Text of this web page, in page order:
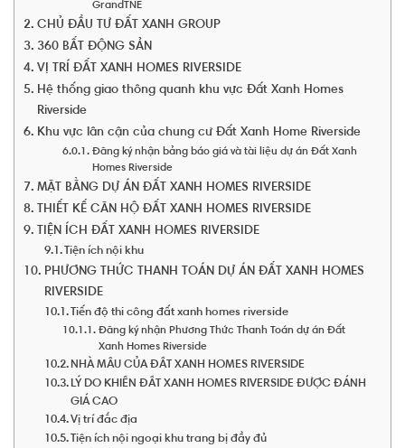
GrandTNE
CHỦ ĐẦU TƯ ĐẤT XANH GROUP
360 BẤT ĐỘNG SẢN
VỊ TRÍ ĐẤT XANH HOMES RIVERSIDE
Hệ thống giao thông quanh khu vực Đất Xanh Homes
Riverside
Khu vực lân cận của chung cư Đất Xanh Home Riverside
Đăng ký nhận bảng báo giá và tài liệu dự án Đất Xanh
Homes Riverside
MẶT BẰNG DỰ ÁN ĐẤT XANH HOMES RIVERSIDE
THIẾT KẾ CĂN HỘ ĐẤT XANH HOMES RIVERSIDE
TIỆN ÍCH ĐẤT XANH HOMES RIVERSIDE
Tiện ích nội khu
PHƯƠNG THỨC THANH TOÁN DỰ ÁN ĐẤT XANH HOMES
RIVERSIDE
Tiến độ thi công đất xanh homes riverside
Đăng ký nhận Phương Thức Thanh Toán dự án Đất
Xanh Homes Riverside
NHÀ MẪU CỦA ĐẤT XANH HOMES RIVERSIDE
LÝ DO KHIẾN ĐẤT XANH HOMES RIVERSIDE ĐƯỢC ĐÁNH
GIÁ CAO
Vị trí đắc địa
Tiện ích nội ngoại khu trang bị đầy đủ